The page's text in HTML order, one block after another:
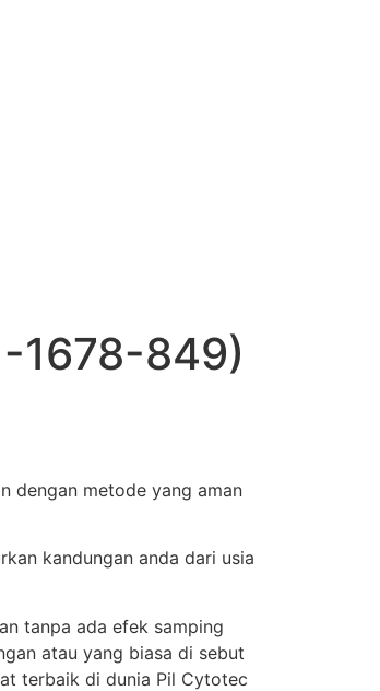
1678-849)
dengan metode yang aman
kandungan anda dari usia
tanpa ada efek samping
atau yang biasa di sebut
terbaik di dunia Pil Cytotec